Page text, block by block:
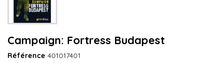
Campaign: Fortress Budapest
Référence 401017401